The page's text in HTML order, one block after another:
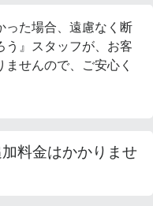
った場合、遠慮なく断
う』スタッフが、お客
せんので、ご安心く
料金はかかりませ